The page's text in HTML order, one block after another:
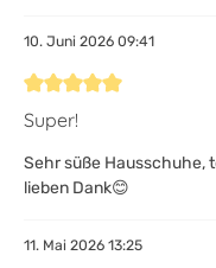
10. Juni 2026 09:41
Bewertung mit 5 von 5
Super!
Sehr süße Hausschuhe,
lieben Dank😊
11. Mai 2026 13:25